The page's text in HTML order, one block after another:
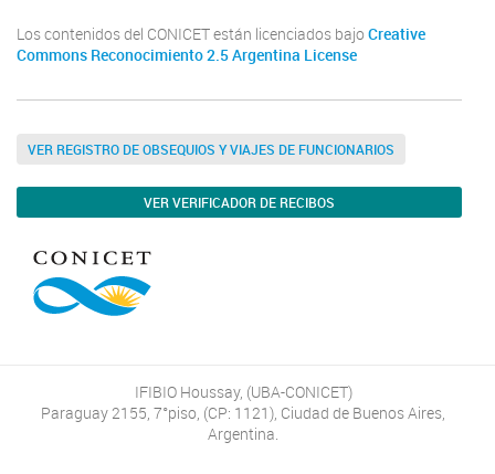
Los contenidos del CONICET están licenciados bajo Creative
Commons Reconocimiento 2.5 Argentina License
VER REGISTRO DE OBSEQUIOS Y VIAJES DE FUNCIONARIOS
VER VERIFICADOR DE RECIBOS
IFIBIO Houssay, (UBA-CONICET)
Paraguay 2155, 7°piso, (CP: 1121), Ciudad de Buenos Aires,
Argentina.